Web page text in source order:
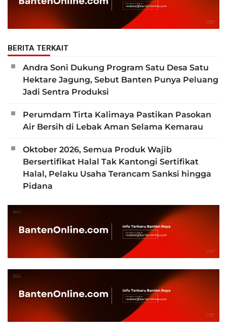
BERITA TERKAIT
Andra Soni Dukung Program Satu Desa Satu
Hektare Jagung, Sebut Banten Punya Peluang
Jadi Sentra Produksi
Perumdam Tirta Kalimaya Pastikan Pasokan
Air Bersih di Lebak Aman Selama Kemarau
Oktober 2026, Semua Produk Wajib
Bersertifikat Halal Tak Kantongi Sertifikat
Halal, Pelaku Usaha Terancam Sanksi hingga
Pidana